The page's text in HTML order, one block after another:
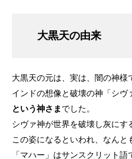
大黒天の由来
大黒天の元は、実は、闇の神様
インドの想像と破壊の神「シヴ
という神さま でした。
シヴァ神が世界を破壊し灰にす
この姿になるといわれ、なんと
「マハー」はサンスクリット語